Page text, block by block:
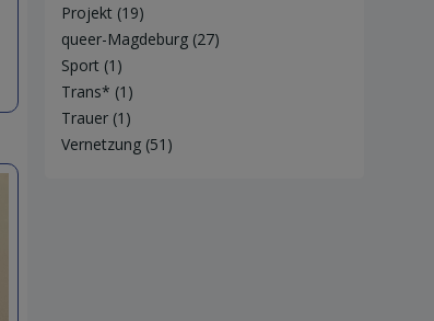
Projekt (19)
queer-Magdeburg (27)
Sport (1)
Trans* (1)
Trauer (1)
Vernetzung (51)